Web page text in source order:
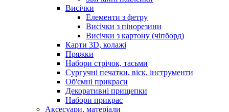
Висічки
Елементи з фетру
Висічки з пінорезини
Висічки з картону (чіпборд)
Карти 3D, колажі
Пряжки
Набори стрічок, тасьми
Сургучні печатки, віск, інструменти
Об'ємні прикраси
Декоративні прищепки
Набори прикрас
Аксесуари, матеріали